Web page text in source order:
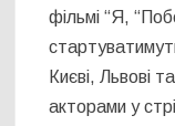
фільмі “Я,
Києві, Львові
акторами у